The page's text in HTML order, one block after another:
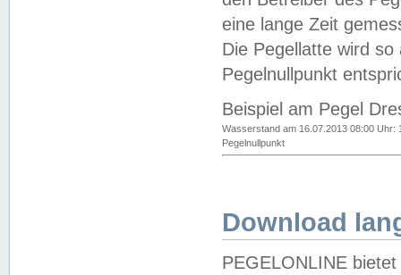
eine lange Zeit
Die Pegellatte wird
Pegelnullpunkt
Beispiel am Pegel
Wasserstand am 16.07.2013 08:00 Uhr:
Pegelnullpunkt
Download
PEGELONLINE